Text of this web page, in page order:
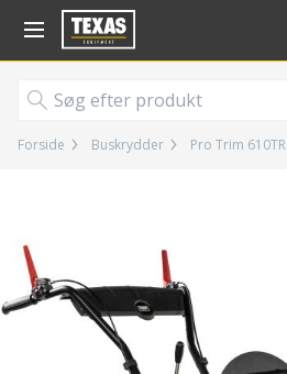
Gå til kurv (
Forside Buskrydder Pro Trim 610TR